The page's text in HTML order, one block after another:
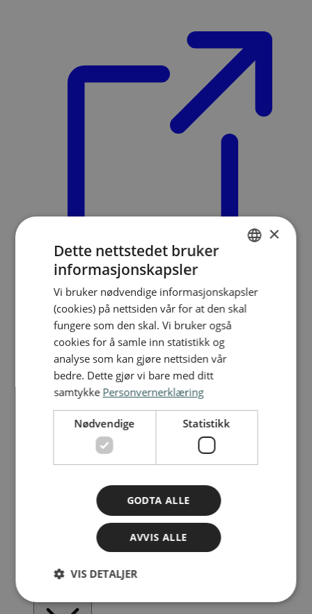
Nyhetsartikler
ENGLISH
×
Dette nettstedet bruker
informasjonskapsler
Vi bruker nødvendige informasjonskapsler
(cookies) på nettsiden vår for at den skal
fungere som den skal. Vi bruker også
cookies for å samle inn statistikk og
analyse som kan gjøre nettsiden vår
bedre. Dette gjør vi bare med ditt
samtykke Personvernerklæring
Nødvendige Statistikk
GODTA ALLE
AVVIS ALLE
VIS DETALJER